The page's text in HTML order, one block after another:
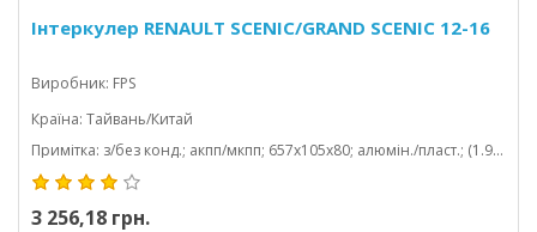
Інтеркулер RENAULT SCENIC/GRAND SCENIC 12-16
Виробник: FPS
Країна: Тайвань/Китай
Примітка: з/без конд.; акпп/мкпп; 657x105x80; алюмін./пласт.; (1.9 dci/2.0 tce)
3 256,18 грн.